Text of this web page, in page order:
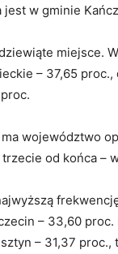
w gminie
miejsce.
– 37,65
województwo
od końca –
– 33,60
– 31,37 proc.,